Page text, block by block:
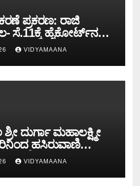
ಪ್ರಕರಣ: ರಾಜಿ
ಸೆ.11ಕ್ಕೆ ಹೈಕೋರ್ಟ್‌ನಲ್ಲಿ
VIDYAMAANA
ದುರ್ಗಾ ಮಹಾಲಕ್ಷ್ಮೀ
ಹಸಿರುವಾಣಿ
VIDYAMAANA